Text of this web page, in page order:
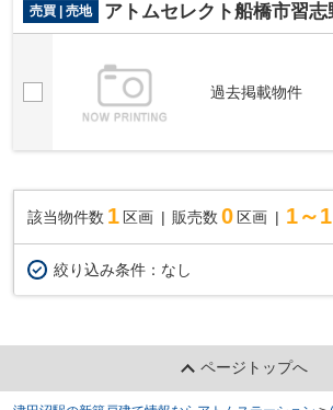
売買 | 売地 アトムセレクト船橋市習志野台
過去掲載物件
該当物件数 1 区画 販売数 0 区画 1～1
絞り込み条件： なし
ページトップへ